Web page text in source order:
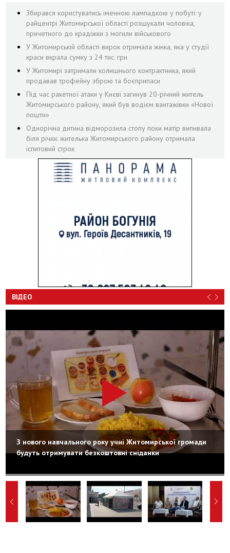
Збирався користуватись іменною лампадкою у побуті: у
райцентрі Житомирської області розшукали чоловіка,
причетного до крадіжки з могили військового
У Житомирській області вирок отримала жінка, яка у студії
краси вкрала сумку з 24 тис. грн
У Житомирі затримали колишнього контрактника, який
продавав трофейну зброю та боєприпаси
Під час ракетної атаки у Києві загинув 20-річний житель
Житомирського району, який був водієм вантажівки «Нової
пошти»
Однорічна дитина відморозила стопу поки матір випивала
біля річки: жителька Житомирського району отримала
іспитовий строк
ВІДЕО
З нового навчального року учні Житомирської громади
будуть отримувати безкоштовні сніданки